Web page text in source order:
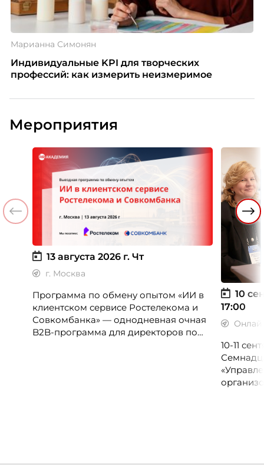
Марианна Симонян
Индивидуальные KPI для творческих
профессий: как измерить неизмеримое
Мероприятия
13 августа 2026 г. Чт
г. Москва
Программа по обмену опытом «ИИ в
клиентском сервисе Ростелекома и
Совкомбанка» — однодневная очная
B2B-программа для директоров по
10
17:00
10-11